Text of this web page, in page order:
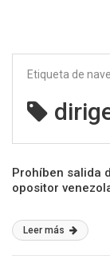
Etiqueta de
Prohíben salida
opositor
Leer más